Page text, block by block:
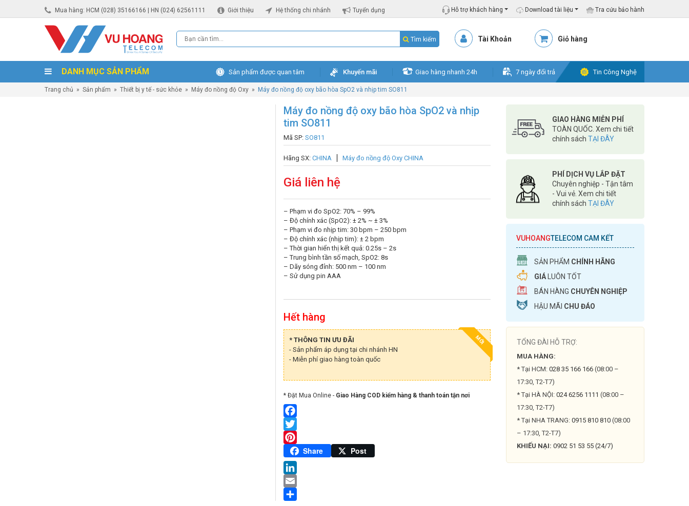
Mua hàng: HCM (028) 35166166 | HN (024) 62561111 Giới thiệu Hệ thống chi nhánh Tuyển dụng Hỗ trợ khách hàng Download tài liệu Tra cứu bảo hành
Tìm kiếm Tài Khoản Giỏ hàng
DANH MỤC SẢN PHẨM Sản phẩm được quan tâm Khuyến mãi Giao hàng nhanh 24h 7 ngày đổi trả Tin Công Nghệ
Trang chủ » Sản phẩm » Thiết bị y tế - sức khỏe » Máy đo nồng độ Oxy » Máy đo nồng độ oxy bão hòa SpO2 và nhịp tim SO811
Máy đo nồng độ oxy bão hòa SpO2 và nhịp
tim SO811
Mã SP: SO811
Hãng SX: CHINA Máy đo nồng độ Oxy CHINA
Giá liên hệ
– Phạm vi đo SpO2: 70% – 99%
– Độ chính xác (SpO2): ± 2% ~ ± 3%
– Phạm vi đo nhịp tim: 30 bpm – 250 bpm
– Độ chính xác (nhịp tim): ± 2 bpm
– Thời gian hiển thị kết quả: 0.25s – 2s
– Trung bình tần số mạch, SpO2: 8s
– Dãy sóng đỉnh: 500 nm – 100 nm
– Sử dụng pin AAA
Hết hàng
MỚI
* THÔNG TIN ƯU ĐÃI
- Sản phẩm áp dụng tại chi nhánh HN
- Miễn phí giao hàng toàn quốc
* Đặt Mua Online - Giao Hàng COD kiểm hàng & thanh toán tận nơi
Facebook
Twitter
Pinterest
Share Post
LinkedIn
Email
GIAO HÀNG MIỄN PHÍ
TOÀN QUỐC. Xem chi tiết
chính sách TẠI ĐÂY
PHÍ DỊCH VỤ LẮP ĐẶT
Chuyên nghiệp - Tận tâm
- Vui vẻ. Xem chi tiết
chính sách TẠI ĐÂY
VUHOANGTELECOM CAM KẾT
SẢN PHẨM CHÍNH HÃNG
GIÁ LUÔN TỐT
BÁN HÀNG CHUYÊN NGHIỆP
HẬU MÃI CHU ĐÁO
TỔNG ĐÀI HỖ TRỢ:
MUA HÀNG:
* Tại HCM: 028 35 166 166 (08:00 –
17:30, T2-T7)
* Tại HÀ NỘI: 024 6256 1111 (08:00 –
17:30, T2-T7)
* Tại NHA TRANG: 0915 810 810 (08:00
– 17:30, T2-T7)
KHIẾU NẠI: 0902 51 53 55 (24/7)